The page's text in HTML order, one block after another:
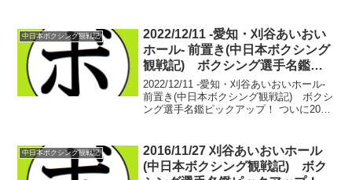
半なのだろう。井上の人気...
中日本ボクシング観戦記
2022/12/11 -愛知・刈谷あいおい
ホール- 前置き(中日本ボクシング
観戦記) ボクシング選手名鑑ピ
ックアップ！
2022/12/11 -愛知・刈谷あいおいホール-
前置き(中日本ボクシング観戦記) ボクシ
ング選手名鑑ピックアップ！ ついに20回
を出て、帰宅は22時頃。子供の勉強...
中日本ボクシング観戦記
2016/11/27 刈谷あいおいホール
(中日本ボクシング観戦記) ボク